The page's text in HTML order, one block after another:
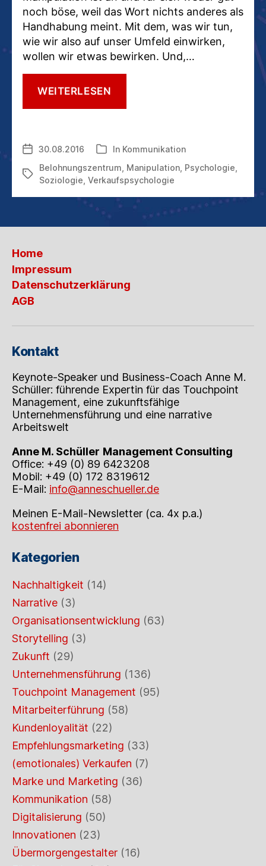
noch böse, weil das Wort nichts anderes als
Handhabung meint. Mit dem, was wir tun,
wie wir also auf unser Umfeld einwirken,
wollen wir etwas bewirken. Und,…
WEITERLESEN
SO
GERNE
VERFÜHREN?
Veröffentlichungsdatum
30.08.2016 Kategorien
In Kommunikation
Schlagwörter
Belohnungszentrum Manipulation Psychologie
Soziologie Verkaufspsychologie
Home
Impressum
Datenschutzerklärung
AGB
Kontakt
Keynote-Speaker und Business-Coach Anne M.
Schüller: führende Expertin für das Touchpoint
Management, eine zukunftsfähige
Unternehmensführung und eine narrative
Arbeitswelt
Anne M. Schüller Management Consulting
Office: +49 (0) 89 6423208
Mobil: +49 (0) 172 8319612
E-Mail: info@anneschueller.de
Meinen E-Mail-Newsletter (ca. 4x p.a.)
kostenfrei abonnieren
Kategorien
Nachhaltigkeit (14)
Narrative (3)
Organisationsentwicklung (63)
Storytelling (3)
Zukunft (29)
Unternehmensführung (136)
Touchpoint Management (95)
Mitarbeiterführung (58)
Kundenloyalität (22)
Empfehlungsmarketing (33)
(emotionales) Verkaufen (7)
Marke und Marketing (36)
Kommunikation (58)
Digitalisierung (50)
Innovationen (23)
Übermorgengestalter (16)